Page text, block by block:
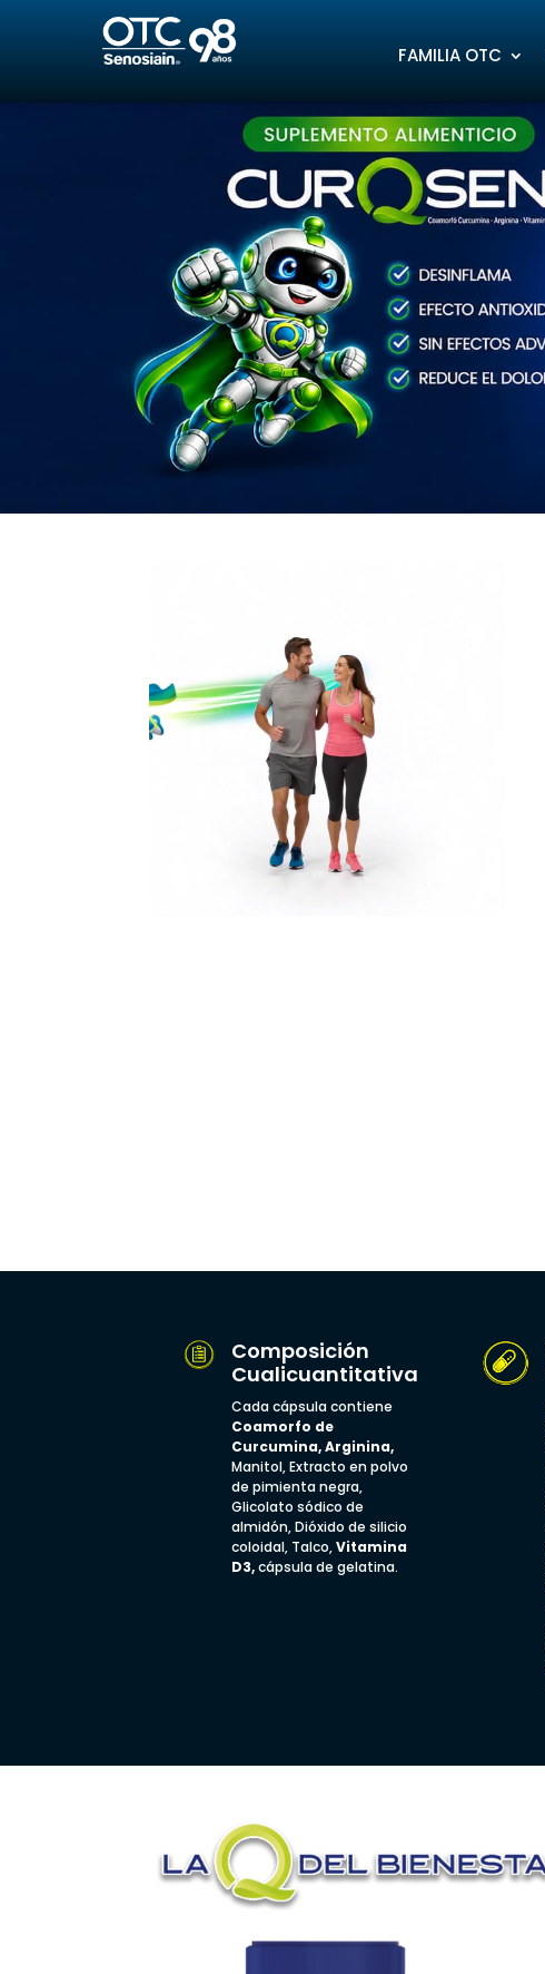
FAMILIA OTC
Composición
Cualicuantitativa
Cada cápsula contiene
Coamorfo de
Curcumina, Arginina,
Manitol, Extracto en polvo
de pimienta negra,
Glicolato sódico de
almidón, Dióxido de silicio
coloidal, Talco,Vitamina
D3,cápsula de gelatina.